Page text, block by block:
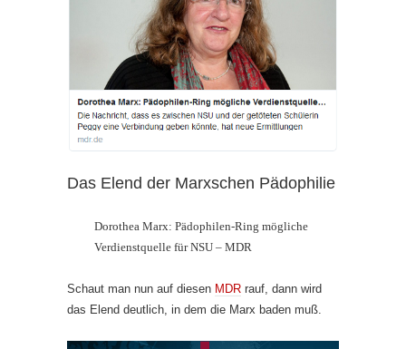
Das Elend der Marxschen Pädophilie
Dorothea Marx: Pädophilen-Ring mögliche
Verdienstquelle für NSU – MDR
Schaut man nun auf diesen MDR rauf, dann wird
das Elend deutlich, in dem die Marx baden muß.